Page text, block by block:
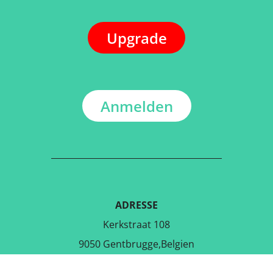
Upgrade
Anmelden
ADRESSE
Kerkstraat 108
9050 Gentbrugge,Belgien